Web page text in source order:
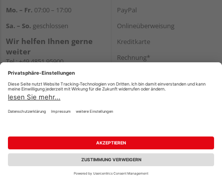
Mo. – Fr. 07:00 – 17:00
Sa. – So. geschlossen
Wir helfen Ihnen gerne
weiter
Tel.:+49 4851 95900
E-Mail:info@holzland-
WhatsApp
PayPal
Onlineüberweisung
Kreditkarte
Rechnung*
Versand
Impressum AGB Widerruf
Datenschutz
Reservierungsbedingungen
Vertrag widerrufen